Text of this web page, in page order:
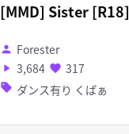
[MMD] Sister [R18]
person Forester
play_arrow 3,684 favorite 317
sell ダンス有り くぱぁ